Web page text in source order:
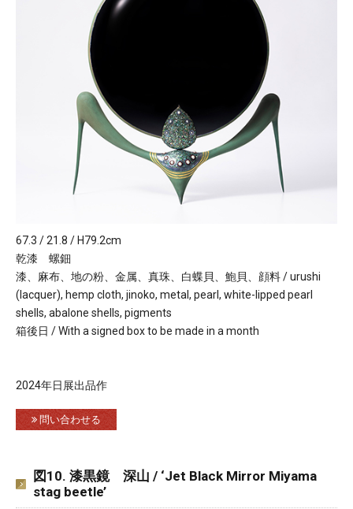
67.3 / 21.8 / H79.2cm
乾漆 螺鈿
漆、麻布、地の粉、金属、真珠、白蝶貝、鮑貝、顔料 / urushi
(lacquer), hemp cloth, jinoko, metal, pearl, white-lipped pearl
shells, abalone shells, pigments
箱後日 / With a signed box to be made in a month
2024年日展出品作
問い合わせる
図10. 漆黒鏡 深山 / ‘Jet Black Mirror Miyama
stag beetle’